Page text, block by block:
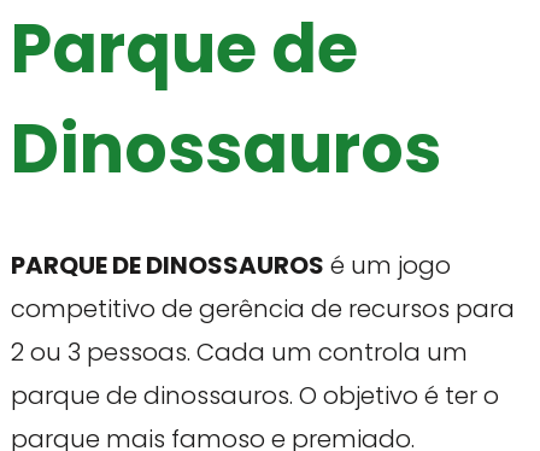
Parque de
Dinossauros
PARQUE DE DINOSSAUROS é um jogo
competitivo de gerência de recursos para
2 ou 3 pessoas. Cada um controla um
parque de dinossauros. O objetivo é ter o
parque mais famoso e premiado.